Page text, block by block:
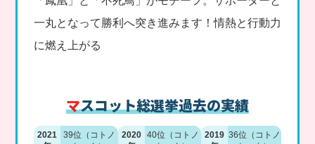
一丸となって勝利へ突き進みます！情熱と行動力
に燃え上がる
マスコット総選挙過去の実績
2021
39位（コトノ
2020 40位（コトノ
2019 36位（コトノ